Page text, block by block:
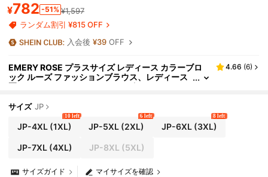
¥782 -51% ¥1,597
ランダム割引 ¥815 OFF
入会後¥39 OFF
EMERY ROSE プラスサイズ レディース カラーブロ
ック ルーズ ファッションブラウス、レディース
夏、レディース バケーション、ボヘミアン ホリ
ールドマネースタイル レディース、カントリー レデ
ィーストップス
4.66 (6)
サイズ JP
JP-4XL(1XL)
10 left
JP-5XL (2XL)
6 left
JP-6XL(3XL)
8 left
JP-7XL(4XL) JP-8XL (5XL)
マイサイズを確認
サイズガイド